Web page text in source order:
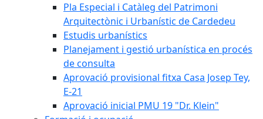
Pla Especial i Catàleg del Patrimoni
Arquitectònic i Urbanístic de Cardedeu
Estudis urbanístics
Planejament i gestió urbanística en procés
de consulta
Aprovació provisional fitxa Casa Josep Tey,
E-21
Aprovació inicial PMU 19 "Dr. Klein"